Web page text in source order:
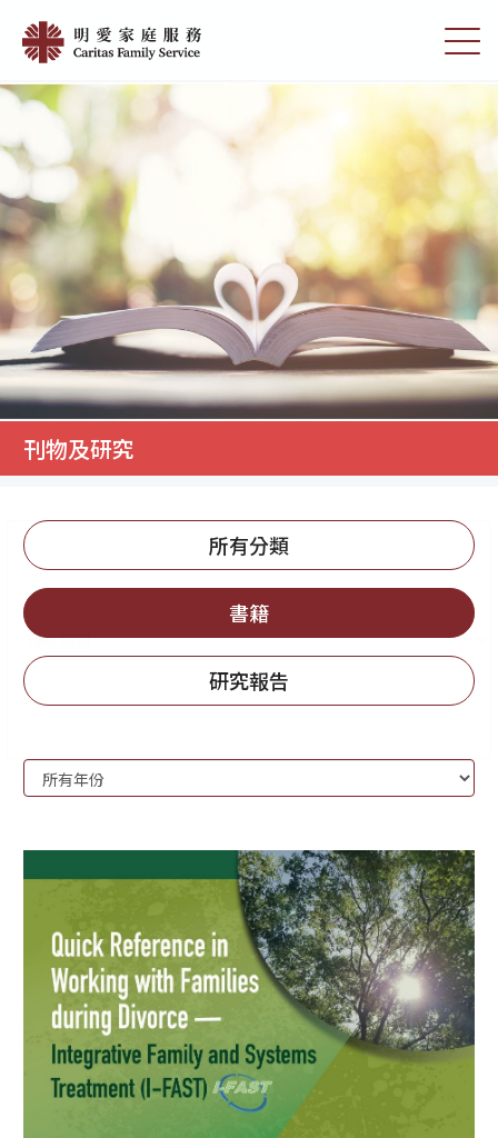
main
content
切
換
選
單
刊
研
愛
家
庭
服
務
刊物及研究
所有分類
書籍
研究報告
刊
Year: